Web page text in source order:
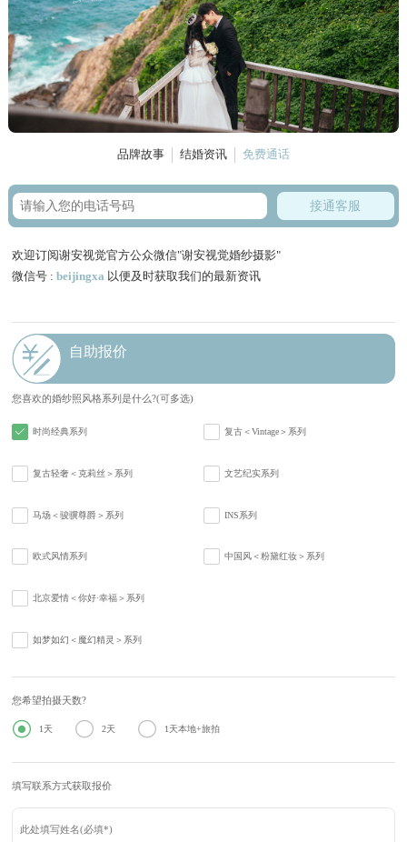
品牌故事 结婚资讯 免费通话
接通客服
欢迎订阅谢安视觉官方公众微信"谢安视觉婚纱摄影"
微信号 :beijingxa 以便及时获取我们的最新资讯
自助报价
您喜欢的婚纱照风格系列是什么?(可多选)
时尚经典系列 复古＜Vintage＞系列
复古轻奢＜克莉丝＞系列 文艺纪实系列
马场＜骏骥尊爵＞系列 INS系列
欧式风情系列 中国风＜粉黛红妆＞系列
北京爱情＜你好·幸福＞系列
如梦如幻＜魔幻精灵＞系列
您希望拍摄天数?
 1天  2天  1天本地+旅拍
填写联系方式获取报价